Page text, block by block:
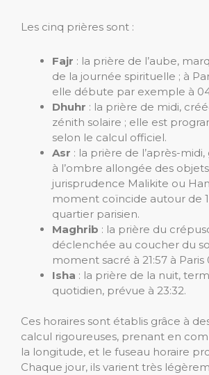
Les cinq prières sont :
Fajr : la prière de l’aube,
de la journée spirituelle ; à
elle débute par exemple à
Dhuhr : la prière de midi,
zénith solaire ; elle est
selon le calcul officiel.
Asr : la prière de l’après-
à l’ombre allongée des
jurisprudence Malikite ou
moment coïncide autour de
quartier parisien.
Maghrib : la prière du
déclenchée au coucher du
moment sacré à 21:57 à Paris
Isha : la prière de la nuit,
quotidien, prévue à 23:32.
Ces horaires sont établis grâce à
calcul rigoureuses, prenant en
la longitude, et le fuseau horaire
Chaque jour, ils varient très